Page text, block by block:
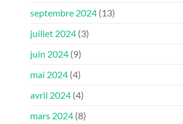
septembre 2024 (13)
juillet 2024 (3)
juin 2024 (9)
mai 2024 (4)
avril 2024 (4)
mars 2024 (8)